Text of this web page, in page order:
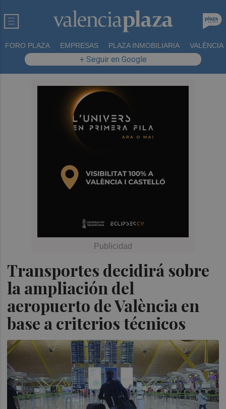
FORO PLAZA EMPRESAS PLAZA INMOBILIARIA VALÈNCIA
+ Seguir en Google
Transportes decidirá sobre
la ampliación del
aeropuerto de València en
base a criterios técnicos